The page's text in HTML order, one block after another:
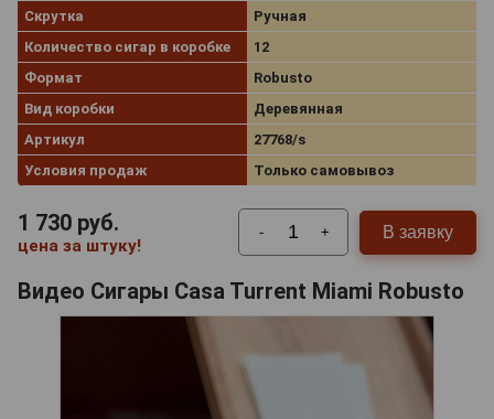
Скрутка
Ручная
Количество сигар в коробке
12
Формат
Robusto
Вид коробки
Деревянная
Артикул
27768/s
Условия продаж
Только самовывоз
1 730 руб.
цена за штуку!
- + В заявку
Видео Сигары Casa Turrent Miami Robusto